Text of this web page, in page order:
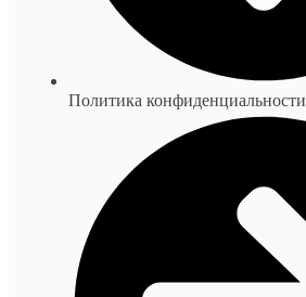
Политика конфиденциальности